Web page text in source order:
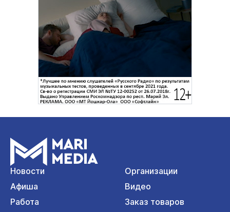
Новости
Организации
Афиша
Видео
Работа
Заказ товаров